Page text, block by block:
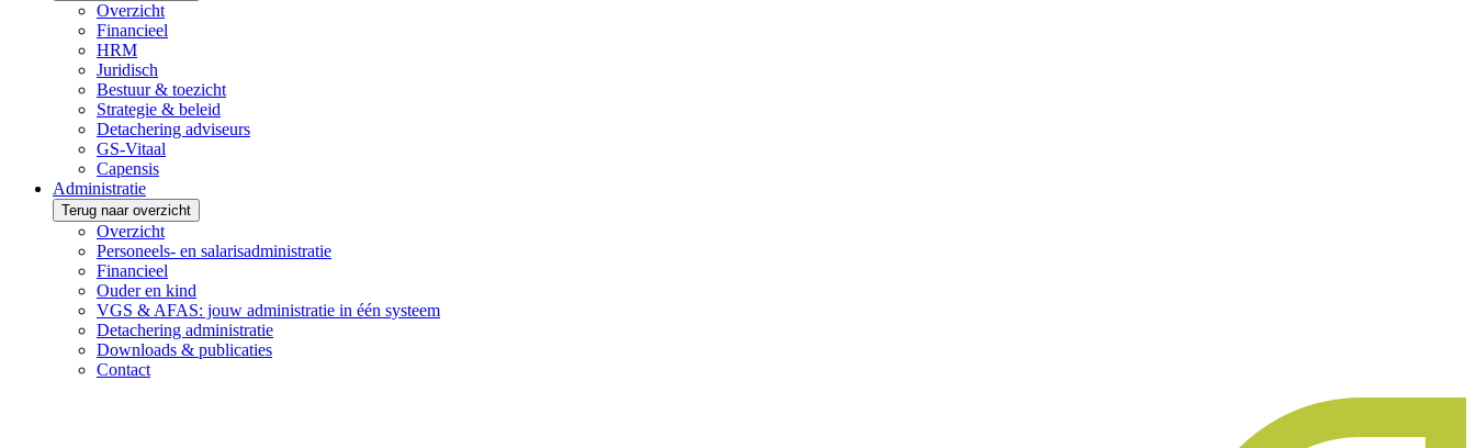
Overzicht
Financieel
HRM
Juridisch
Bestuur & toezicht
Strategie & beleid
Detachering adviseurs
GS-Vitaal
Capensis
Administratie
Terug naar overzicht
Overzicht
Personeels- en salarisadministratie
Financieel
Ouder en kind
VGS & AFAS: jouw administratie in één systeem
Detachering administratie
Downloads & publicaties
Contact